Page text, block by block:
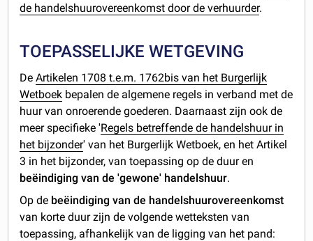
de handelshuurovereenkomst door de verhuurder.
TOEPASSELIJKE WETGEVING
DeArtikelen 1708 t.e.m. 1762bis van het Burgerlijk
Wetboek bepalen de algemene regels in verband met de
huur van onroerende goederen. Daarnaast zijn ook de
meer specifieke 'Regels betreffende de handelshuur in
het bijzonder' van het Burgerlijk Wetboek, en het Artikel
3 in het bijzonder, van toepassing op de duur en
beëindiging van de 'gewone' handelshuur.
Op de beëindiging van de handelshuurovereenkomst
van korte duur zijn de volgende wetteksten van
toepassing, afhankelijk van de ligging van het pand: